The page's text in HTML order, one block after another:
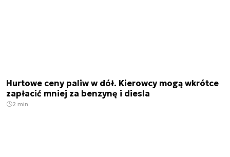
Hurtowe ceny paliw w dół. Kierowcy mogą wkrótce
zapłacić mniej za benzynę i diesla
2 min.